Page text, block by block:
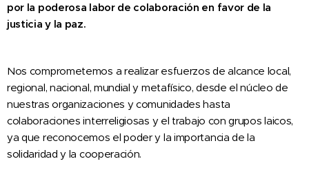
por la poderosa labor de colaboración en favor de la
justicia y la paz.
Nos comprometemos a realizar esfuerzos de alcance local,
regional, nacional, mundial y metafísico, desde el núcleo de
nuestras organizaciones y comunidades hasta
colaboraciones interreligiosas y el trabajo con grupos laicos,
ya que reconocemos el poder y la importancia de la
solidaridad y la cooperación.